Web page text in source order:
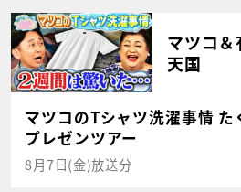
マツコ
天国
マツコのTシャツ洗濯事情
プレゼンツアー
8月7日(金)放送分